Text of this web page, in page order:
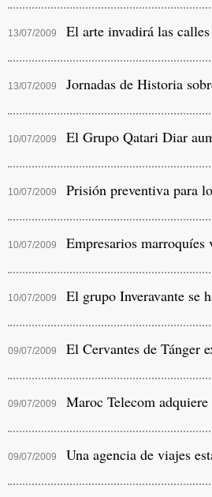
13/07/2009 El arte invadirá las
13/07/2009 Jornadas de Historia
10/07/2009 El Grupo Qatari Diar
10/07/2009 Prisión preventiva para
10/07/2009 Empresarios marroquíes
10/07/2009 El grupo Inveravante se
09/07/2009 El Cervantes de Tánger
09/07/2009 Maroc Telecom
09/07/2009 Una agencia de viajes